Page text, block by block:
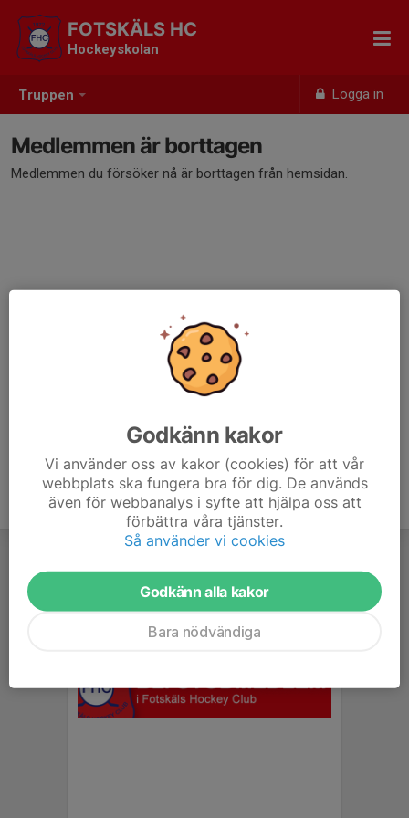
Truppen Logga in
FOTSKÄLS HC
Hockeyskolan
Medlemmen är borttagen
Medlemmen du försöker nå är borttagen från hemsidan.
Godkänn kakor
Vi använder oss av kakor (cookies) för att vår
webbplats ska fungera bra för dig. De används
även för webbanalys i syfte att hjälpa oss att
förbättra våra tjänster.
Så använder vi cookies
Godkänn alla kakor
Bara nödvändiga